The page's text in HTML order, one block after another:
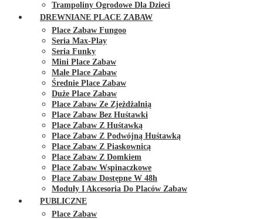
Trampoliny Ogrodowe Dla Dzieci
DREWNIANE PLACE ZABAW
Place Zabaw Fungoo
Seria Max-Play
Seria Funky
Mini Place Zabaw
Małe Place Zabaw
Średnie Place Zabaw
Duże Place Zabaw
Place Zabaw Ze Zjeżdżalnią
Place Zabaw Bez Huśtawki
Place Zabaw Z Huśtawką
Place Zabaw Z Podwójną Huśtawką
Place Zabaw Z Piaskownicą
Place Zabaw Z Domkiem
Place Zabaw Wspinaczkowe
Place Zabaw Dostępne W 48h
Moduły I Akcesoria Do Placów Zabaw
PUBLICZNE
Place Zabaw